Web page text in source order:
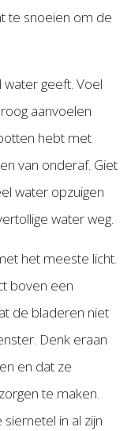
te snoeien om de
geeft. Voel
aanvoelen
hebt met
van onderaf. Giet
water opzuigen
water weg.
het meeste licht.
boven een
de bladeren niet
Denk eraan
en dat ze
te maken.
in al zijn